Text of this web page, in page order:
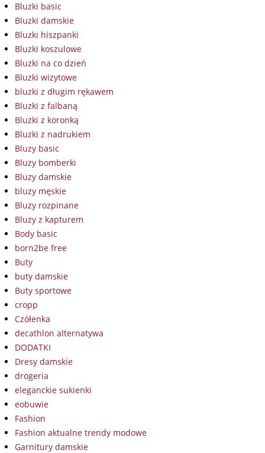
Bluzki basic
Bluzki damskie
Bluzki hiszpanki
Bluzki koszulowe
Bluzki na co dzień
Bluzki wizytowe
bluzki z długim rękawem
Bluzki z falbaną
Bluzki z koronką
Bluzki z nadrukiem
Bluzy basic
Bluzy bomberki
Bluzy damskie
bluzy męskie
Bluzy rozpinane
Bluzy z kapturem
Body basic
born2be free
Buty
buty damskie
Buty sportowe
cropp
Czółenka
decathlon alternatywa
DODATKI
Dresy damskie
drogeria
eleganckie sukienki
eobuwie
Fashion
Fashion aktualne trendy modowe
Garnitury damskie